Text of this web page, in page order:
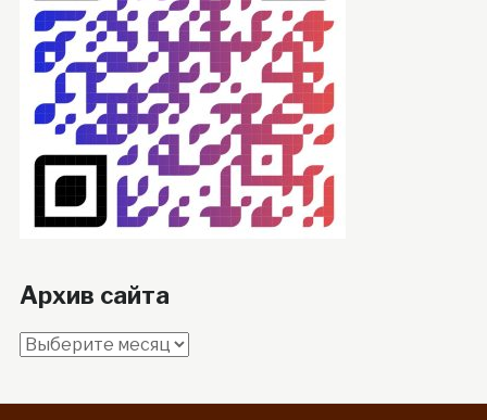
Архив сайта
Архив